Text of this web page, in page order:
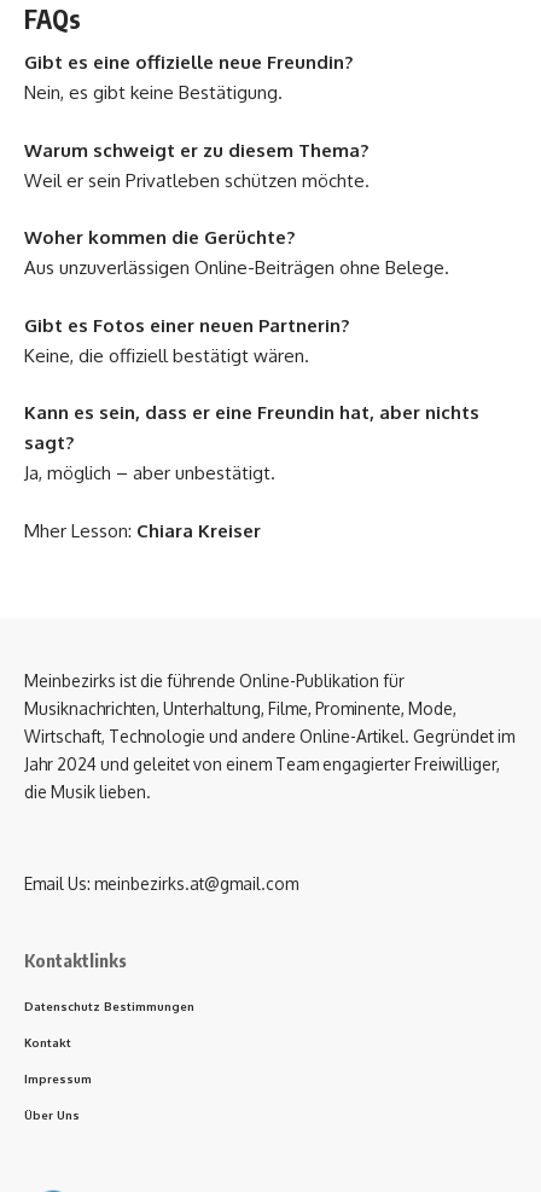
FAQs
Gibt es eine offizielle neue Freundin?
Nein, es gibt keine Bestätigung.
Warum schweigt er zu diesem Thema?
Weil er sein Privatleben schützen möchte.
Woher kommen die Gerüchte?
Aus unzuverlässigen Online-Beiträgen ohne Belege.
Gibt es Fotos einer neuen Partnerin?
Keine, die offiziell bestätigt wären.
Kann es sein, dass er eine Freundin hat, aber nichts
sagt?
Ja, möglich – aber unbestätigt.
Mher Lesson: Chiara Kreiser
Meinbezirks ist die führende Online-Publikation für
Musiknachrichten, Unterhaltung, Filme, Prominente, Mode,
Wirtschaft, Technologie und andere Online-Artikel. Gegründet im
Jahr 2024 und geleitet von einem Team engagierter Freiwilliger,
die Musik lieben.
Email Us: meinbezirks.at@gmail.com
Kontaktlinks
Datenschutz Bestimmungen
Kontakt
Impressum
Über Uns